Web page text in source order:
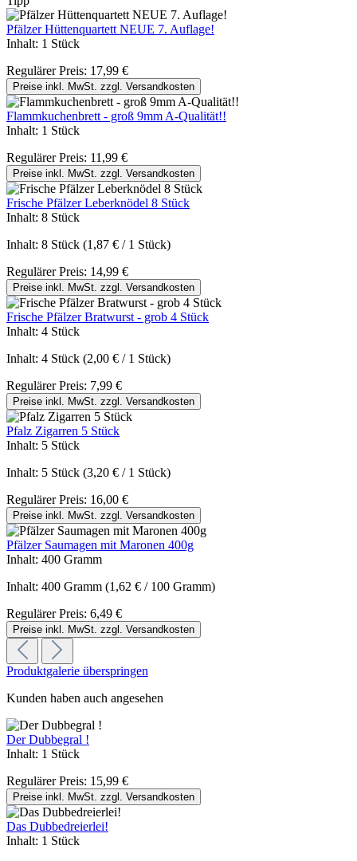
Pfälzer Hüttenquartett NEUE 7. Auflage!
Inhalt: 1 Stück
Regulärer Preis: 17,99 €
Preise inkl. MwSt. zzgl. Versandkosten
Flammkuchenbrett - groß 9mm A-Qualität!!
Inhalt: 1 Stück
Regulärer Preis: 11,99 €
Preise inkl. MwSt. zzgl. Versandkosten
Frische Pfälzer Leberknödel 8 Stück
Inhalt: 8 Stück
Inhalt: 8 Stück (1,87 € / 1 Stück)
Regulärer Preis: 14,99 €
Preise inkl. MwSt. zzgl. Versandkosten
Frische Pfälzer Bratwurst - grob 4 Stück
Inhalt: 4 Stück
Inhalt: 4 Stück (2,00 € / 1 Stück)
Regulärer Preis: 7,99 €
Preise inkl. MwSt. zzgl. Versandkosten
Pfalz Zigarren 5 Stück
Inhalt: 5 Stück
Inhalt: 5 Stück (3,20 € / 1 Stück)
Regulärer Preis: 16,00 €
Preise inkl. MwSt. zzgl. Versandkosten
Pfälzer Saumagen mit Maronen 400g
Inhalt: 400 Gramm
Inhalt: 400 Gramm (1,62 € / 100 Gramm)
Regulärer Preis: 6,49 €
Preise inkl. MwSt. zzgl. Versandkosten
Produktgalerie überspringen
Kunden haben auch angesehen
Der Dubbegral !
Inhalt: 1 Stück
Regulärer Preis: 15,99 €
Preise inkl. MwSt. zzgl. Versandkosten
Das Dubbedreierlei!
Inhalt: 1 Stück